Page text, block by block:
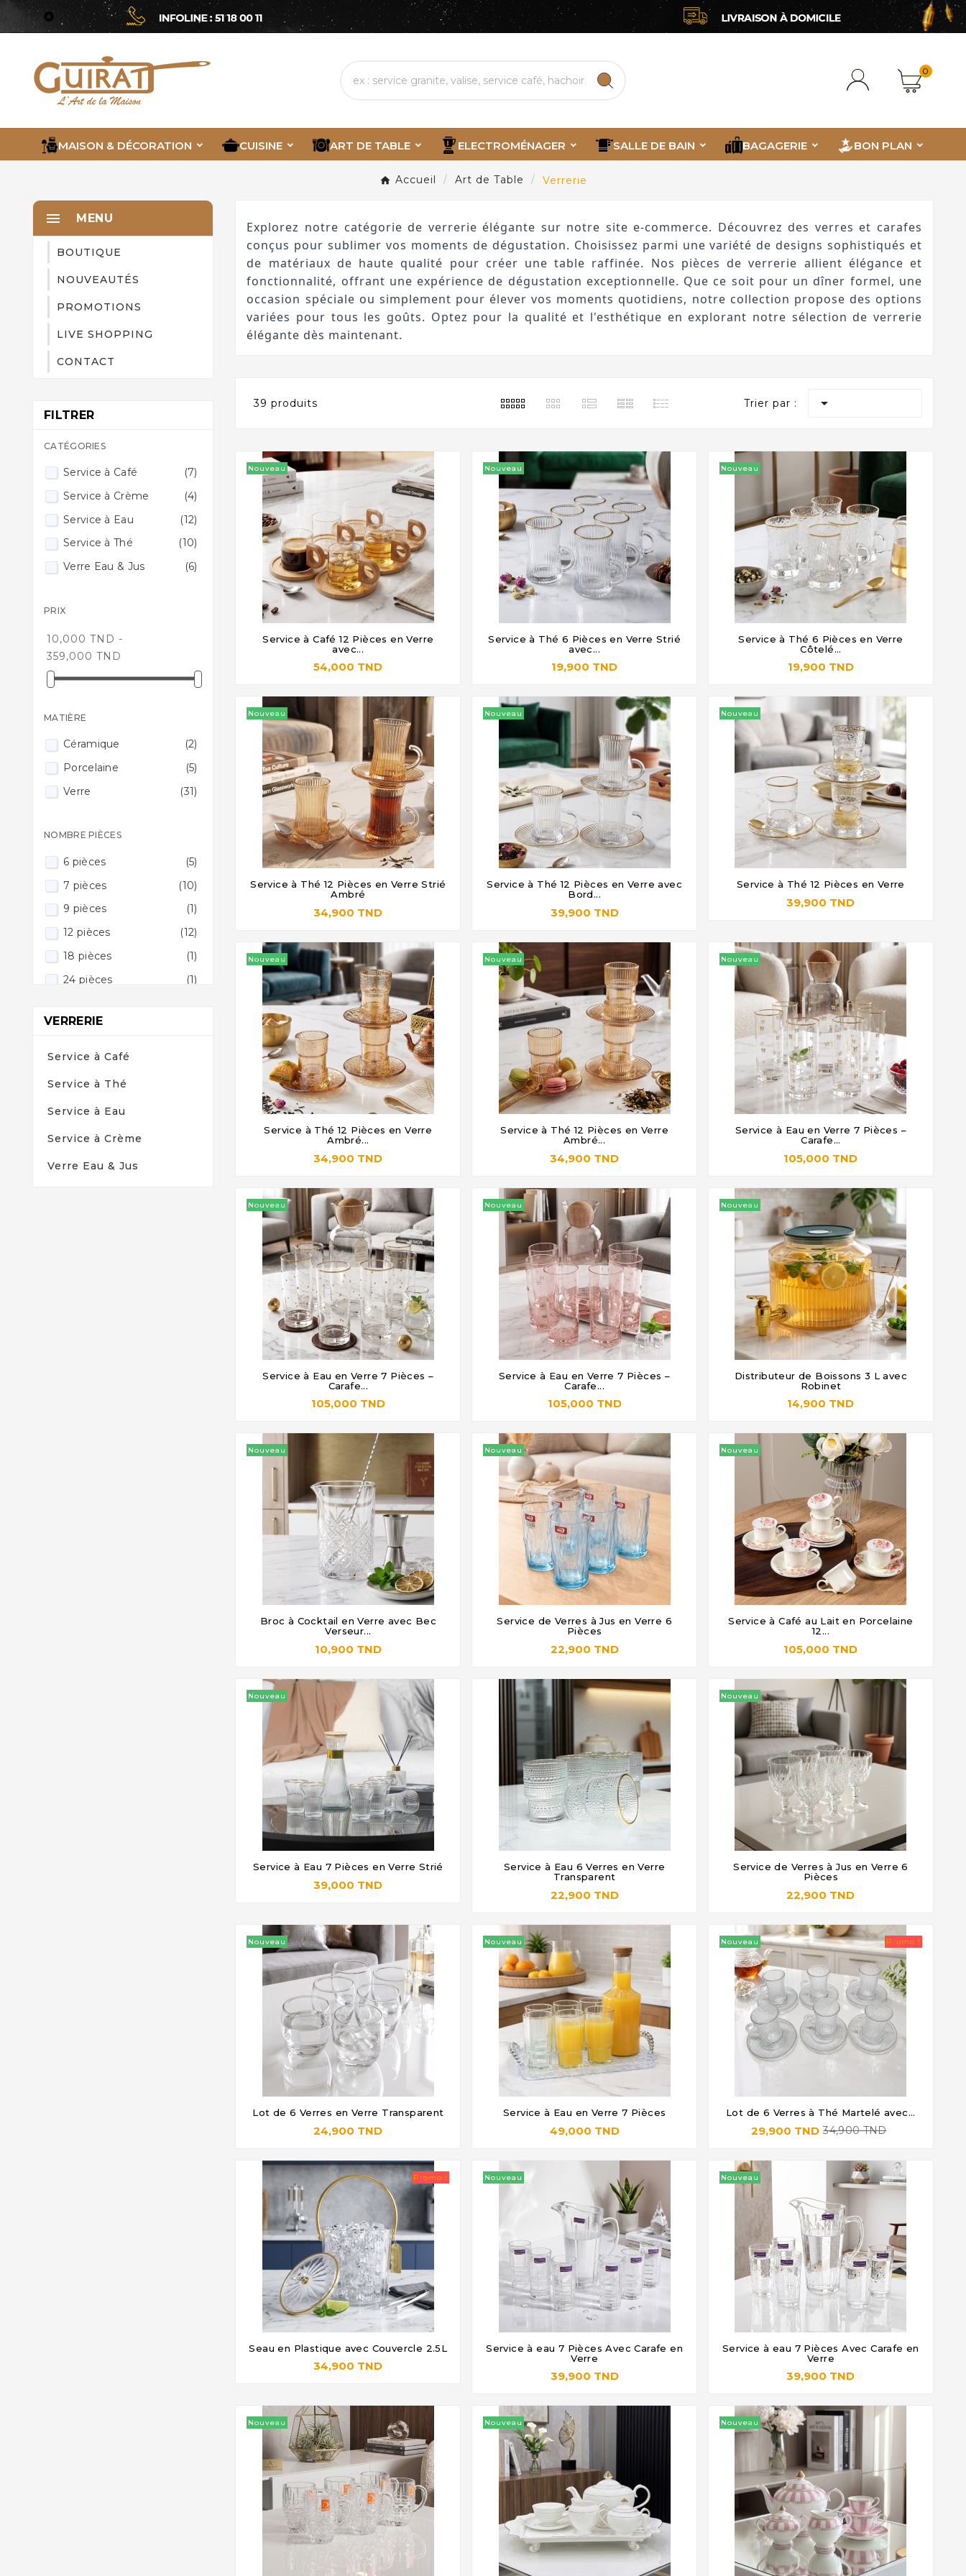

0
MAISON & DÉCORATION CUISINE ART DE TABLE ELECTROMÉNAGER SALLE DE BAIN BAGAGERIE BON PLAN
Accueil Art de Table Verrerie
MENU

BOUTIQUE
NOUVEAUTÉS
PROMOTIONS
LIVE SHOPPING
CONTACT
FILTRER
CATÉGORIES
Service à Café
(7)
Service à Crème
(4)
Service à Eau
(12)
Service à Thé
(10)
Verre Eau & Jus
(6)
PRIX
10,000 TND -
359,000 TND
MATIÈRE
Céramique
(2)
Porcelaine
(5)
Verre
(31)
NOMBRE PIÈCES
6 pièces
(5)
7 pièces
(10)
9 pièces
(1)
12 pièces
(12)
18 pièces
(1)
24 pièces
(1)
VERRERIE
Service à Café
Service à Thé
Service à Eau
Service à Crème
Verre Eau & Jus
Explorez notre catégorie de verrerie élégante sur notre site e-commerce. Découvrez des verres et carafes
conçus pour sublimer vos moments de dégustation. Choisissez parmi une variété de designs sophistiqués et
de matériaux de haute qualité pour créer une table raffinée. Nos pièces de verrerie allient élégance et
fonctionnalité, offrant une expérience de dégustation exceptionnelle. Que ce soit pour un dîner formel, une
occasion spéciale ou simplement pour élever vos moments quotidiens, notre collection propose des options
variées pour tous les goûts. Optez pour la qualité et l'esthétique en explorant notre sélection de verrerie
élégante dès maintenant.
39 produits Trier par : 
Nouveau
 
Service à Café 12 Pièces en Verre
avec...
54,000 TND
Nouveau
 
Service à Thé 6 Pièces en Verre Strié
avec...
19,900 TND
Nouveau
 
Service à Thé 6 Pièces en Verre
Côtelé...
19,900 TND
Nouveau
 
Service à Thé 12 Pièces en Verre Strié
Ambré
34,900 TND
Nouveau
 
Service à Thé 12 Pièces en Verre avec
Bord...
39,900 TND
Nouveau
 
Service à Thé 12 Pièces en Verre
39,900 TND
Nouveau
 
Service à Thé 12 Pièces en Verre
Ambré...
34,900 TND
Nouveau
 
Service à Thé 12 Pièces en Verre
Ambré...
34,900 TND
Nouveau
 
Service à Eau en Verre 7 Pièces –
Carafe...
105,000 TND
Nouveau
 
Service à Eau en Verre 7 Pièces –
Carafe...
105,000 TND
Nouveau
 
Service à Eau en Verre 7 Pièces –
Carafe...
105,000 TND
Nouveau
 
Distributeur de Boissons 3 L avec
Robinet
14,900 TND
Nouveau
 
Broc à Cocktail en Verre avec Bec
Verseur...
10,900 TND
Nouveau
 
Service de Verres à Jus en Verre 6
Pièces
22,900 TND
Nouveau

Service à Café au Lait en Porcelaine
12...
105,000 TND
Nouveau
Service à Eau 7 Pièces en Verre Strié
39,000 TND  
Service à Eau 6 Verres en Verre
Transparent
22,900 TND
Nouveau
 
Service de Verres à Jus en Verre 6
Pièces
22,900 TND
Nouveau
Lot de 6 Verres en Verre Transparent
24,900 TND
Nouveau
Service à Eau en Verre 7 Pièces
49,000 TND
Nouveau Promo !
 
Lot de 6 Verres à Thé Martelé avec...
29,900 TND 34,900 TND
Promo !
 
Seau en Plastique avec Couvercle 2.5L
34,900 TND
Nouveau
 
Service à eau 7 Pièces Avec Carafe en
Verre
39,900 TND
Nouveau
 
Service à eau 7 Pièces Avec Carafe en
Verre
39,900 TND
Nouveau Nouveau Nouveau